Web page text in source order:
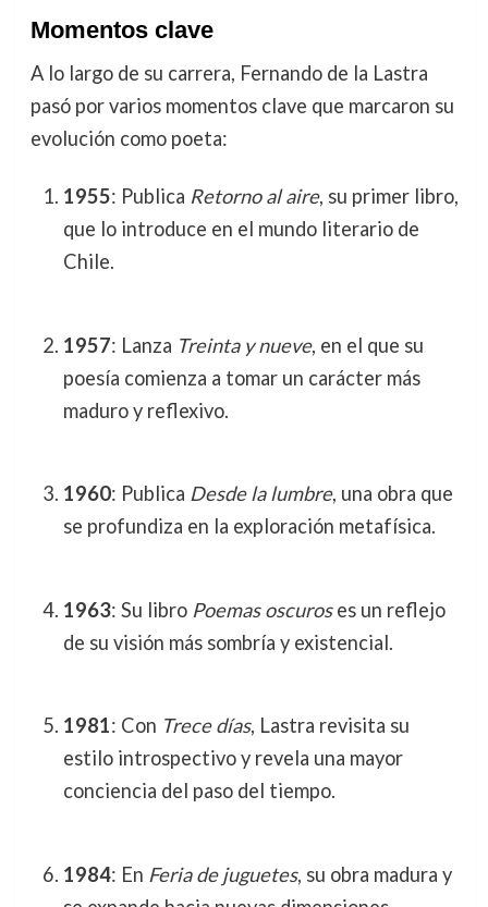
Momentos clave
A lo largo de su carrera, Fernando de la Lastra
pasó por varios momentos clave que marcaron su
evolución como poeta:
1955: Publica Retorno al aire, su primer libro,
que lo introduce en el mundo literario de
Chile.
1957: Lanza Treinta y nueve, en el que su
poesía comienza a tomar un carácter más
maduro y reflexivo.
1960: Publica Desde la lumbre, una obra que
se profundiza en la exploración metafísica.
1963: Su libro Poemas oscuroses un reflejo
de su visión más sombría y existencial.
1981: Con Trece días, Lastra revisita su
estilo introspectivo y revela una mayor
conciencia del paso del tiempo.
1984: En Feria de juguetes, su obra madura y